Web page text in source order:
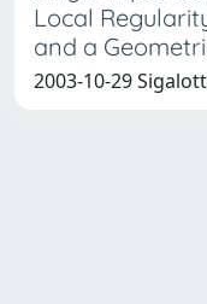
Local
and a
2003-10-29